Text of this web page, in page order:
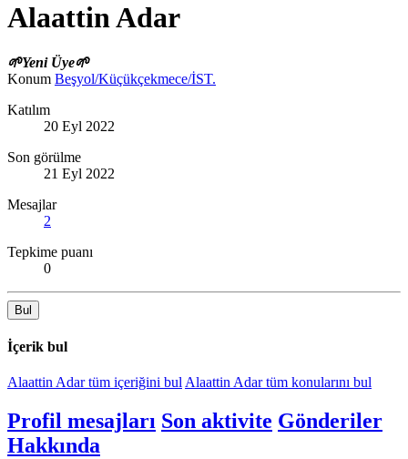
Alaattin Adar
🌱Yeni Üye🌱
Konum Beşyol/Küçükçekmece/İST.
Katılım
20 Eyl 2022
Son görülme
21 Eyl 2022
Mesajlar
2
Tepkime puanı
0
Bul
İçerik bul
Alaattin Adar tüm içeriğini bul Alaattin Adar tüm konularını bul
Profil mesajları Son aktivite Gönderiler
Hakkında